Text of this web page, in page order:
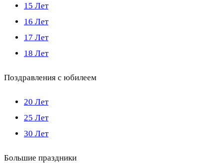
15 Лет
16 Лет
17 Лет
18 Лет
Поздравления с юбилеем
20 Лет
25 Лет
30 Лет
Большие праздники